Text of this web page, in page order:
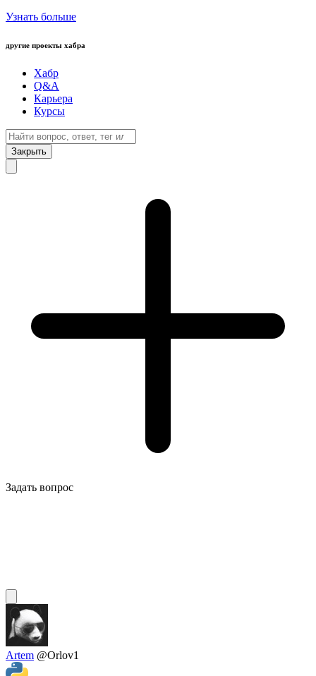
Узнать больше
другие проекты хабра
Хабр
Q&A
Карьера
Курсы
Закрыть
Задать вопрос
Artem @Orlov1